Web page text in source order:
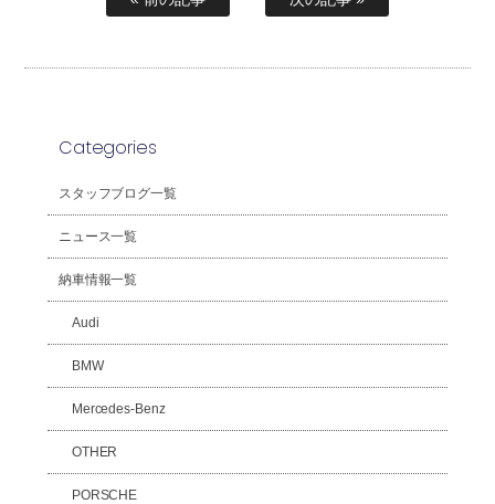
Categories
スタッフブログ一覧
ニュース一覧
納車情報一覧
Audi
BMW
Mercedes-Benz
OTHER
PORSCHE